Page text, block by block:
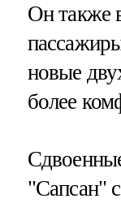
Он также
новые
более
"Сапсан"